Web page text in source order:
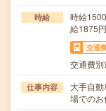
時給
時給
給1875円
交通
交通費別
仕事内容
大手自
場での